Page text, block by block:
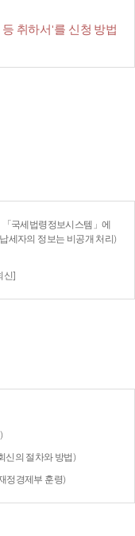
취하서'를 신청 방법
국세법령정보시스템」에
세자의 정보는 비공개 처리)
신]
신의 절차와 방법)
정경제부 훈령)